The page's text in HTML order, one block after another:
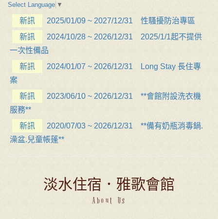
Select Language ▼
新訊
2025/01/09 ~ 2027/12/31 性騷擾防治專區
新訊
2024/10/28 ~ 2026/12/31 2025/1/1起不提供
一次性備品
新訊
2024/01/07 ~ 2026/12/31 Long Stay 長住專
案
新訊
2023/06/10 ~ 2026/12/31 **會館附設洗衣機
服務**
新訊
2020/07/03 ~ 2026/12/31 **備有奶瓶消毒鍋.
澡盆.兒童帳蓬**
淡水住宿．雅歌會館
About Us